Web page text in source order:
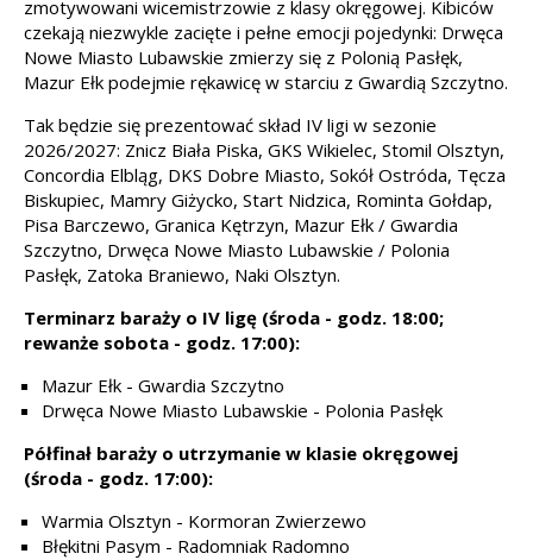
zmotywowani wicemistrzowie z klasy okręgowej. Kibiców
czekają niezwykle zacięte i pełne emocji pojedynki: Drwęca
Nowe Miasto Lubawskie zmierzy się z Polonią Pasłęk,
Mazur Ełk podejmie rękawicę w starciu z Gwardią Szczytno.
Tak będzie się prezentować skład IV ligi w sezonie
2026/2027: Znicz Biała Piska, GKS Wikielec, Stomil Olsztyn,
Concordia Elbląg, DKS Dobre Miasto, Sokół Ostróda, Tęcza
Biskupiec, Mamry Giżycko, Start Nidzica, Rominta Gołdap,
Pisa Barczewo, Granica Kętrzyn, Mazur Ełk / Gwardia
Szczytno, Drwęca Nowe Miasto Lubawskie / Polonia
Pasłęk, Zatoka Braniewo, Naki Olsztyn.
Terminarz baraży o IV ligę (środa - godz. 18:00;
rewanże sobota - godz. 17:00):
Mazur Ełk - Gwardia Szczytno
Drwęca Nowe Miasto Lubawskie - Polonia Pasłęk
Półfinał baraży o utrzymanie w klasie okręgowej
(środa - godz. 17:00):
Warmia Olsztyn - Kormoran Zwierzewo
Błękitni Pasym - Radomniak Radomno